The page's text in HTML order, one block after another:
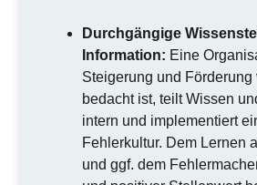
Durchgängige
Information: Eine
Steigerung und
bedacht ist, teilt Wissen
intern und implementiert
Fehlerkultur. Dem Lernen
und ggf. dem